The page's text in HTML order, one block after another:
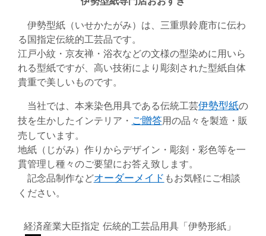
伊勢型紙（いせかたがみ）は、三重県鈴鹿市に伝わ
る国指定伝統的工芸品です。
江戸小紋・京友禅・浴衣などの文様の型染めに用いら
れる型紙ですが、高い技術により彫刻された型紙自体
貴重で美しいものです。
当社では、本来染色用具である伝統工芸伊勢型紙の
技を生かしたインテリア・ ご贈答用の品々を製造・販
売しています。
地紙（じがみ）作りからデザイン・彫刻・彩色等を一
貫管理し種々のご要望にお答え致します。
記念品制作などオーダーメイド もお気軽にご相談
ください。
経済産業大臣指定 伝統的工芸品用具「伊勢形紙」